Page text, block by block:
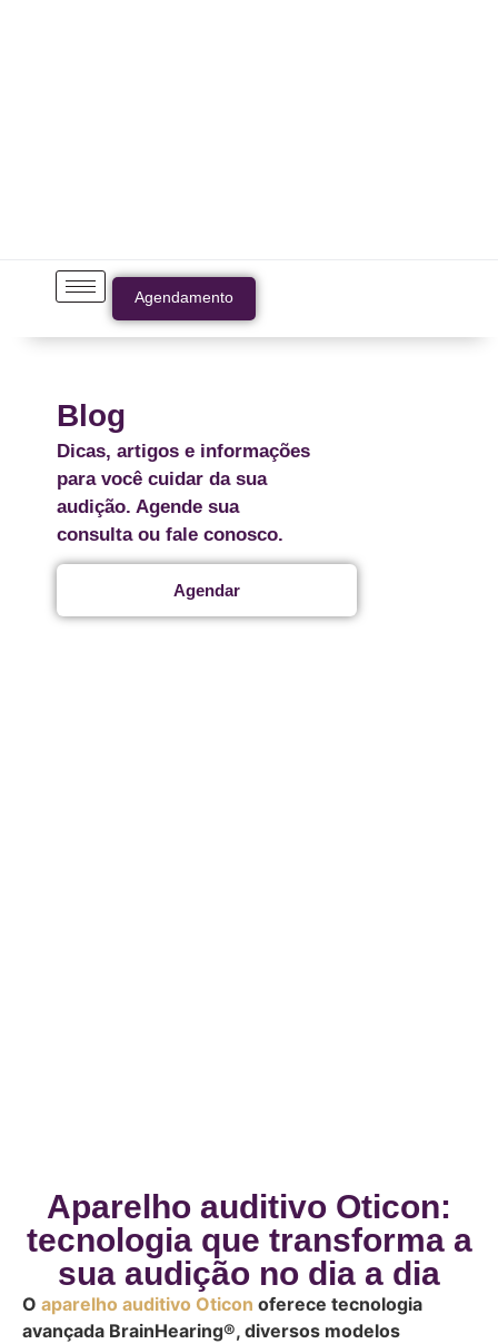
Agendamento
Blog
Dicas, artigos e informações
para você cuidar da sua
audição. Agende sua
consulta ou fale conosco.
Agendar
Aparelho auditivo Oticon:
tecnologia que transforma a
sua audição no dia a dia
O aparelho auditivo Oticon oferece tecnologia
avançada BrainHearing®, diversos modelos